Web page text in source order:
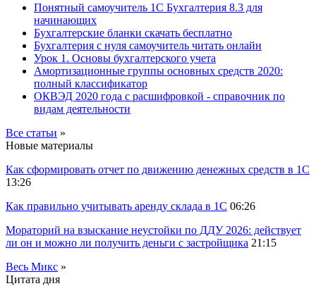
Понятный самоучитель 1С Бухгалтерия 8.3 для
начинающих
Бухгалтерские бланки скачать бесплатно
Бухгалтерия с нуля самоучитель читать онлайн
Урок 1. Основы бухгалтерского учета
Амортизационные группы основных средств 2020:
полный классификатор
ОКВЭД 2020 года с расшифровкой - справочник по
видам деятельности
Все статьи »
Новые материалы
Как сформировать отчет по движению денежных средств в 1С
13:26
Как правильно учитывать аренду склада в 1С 06:26
Мораторий на взыскание неустойки по ДДУ 2026: действует
ли он и можно ли получить деньги с застройщика 21:15
Весь Микс »
Цитата дня